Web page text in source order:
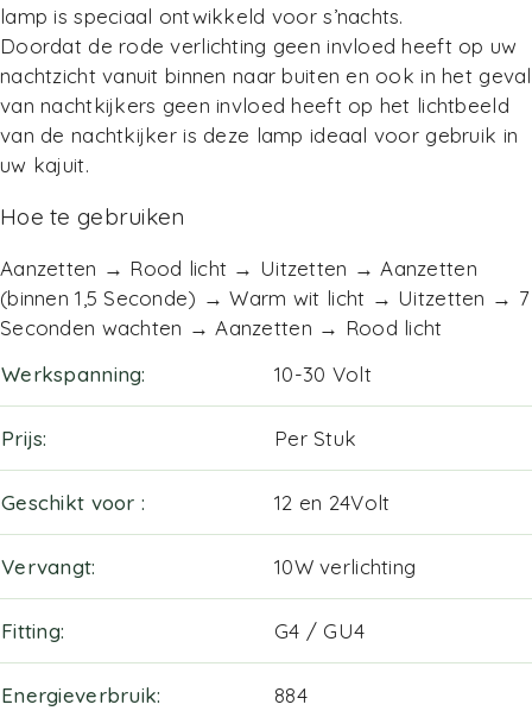
lamp is speciaal ontwikkeld voor s’nachts.
Doordat de rode verlichting geen invloed heeft op uw
nachtzicht vanuit binnen naar buiten en ook in het geval
van nachtkijkers geen invloed heeft op het lichtbeeld
van de nachtkijker is deze lamp ideaal voor gebruik in
uw kajuit.
Hoe te gebruiken
Aanzetten → Rood licht → Uitzetten → Aanzetten
(binnen 1,5 Seconde) → Warm wit licht → Uitzetten → 7
Seconden wachten → Aanzetten → Rood licht
Werkspanning
10-30 Volt
Prijs Per Stuk
Geschikt voor 12 en 24Volt
Vervangt 10W verlichting
Fitting G4 / GU4
Energieverbruik 884